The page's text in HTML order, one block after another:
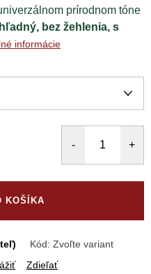
prírodnom tóne
bez žehlenia, s
informácie
KOŠÍKA
Kód: Zvoľte variant
Zdieľať